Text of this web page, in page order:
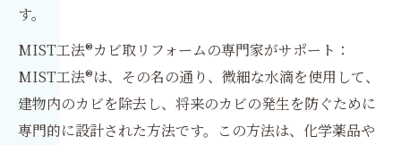
す。
MIST工法®カビ取リフォームの専門家がサポート：
MIST工法®は、その名の通り、微細な水滴を使用して、
建物内のカビを除去し、将来のカビの発生を防ぐために
専門的に設計された方法です。この方法は、化学薬品や